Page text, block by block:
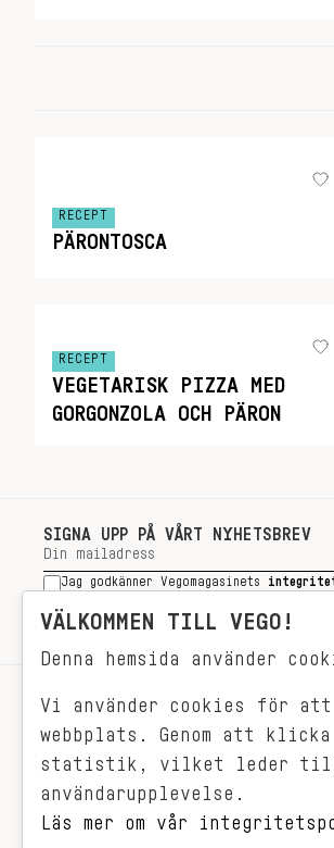
RECEPT
PÄRONTOSCA
RECEPT
VEGETARISK PIZZA MED
GORGONZOLA OCH PÄRON
SIGNA UPP PÅ VÅRT NYHETSBREV
Jag godkänner Vegomagasinets
SIGNA UPP
himla enkelt för just dig att äta
vego. För vegomat är inte krångligt,
VÄLKOMMEN TILL VEGO!
Denna hemsida använder
Vi använder cookies för
webbplats. Genom att
statistik, vilket leder till
användarupplevelse.
Läs mer om vår